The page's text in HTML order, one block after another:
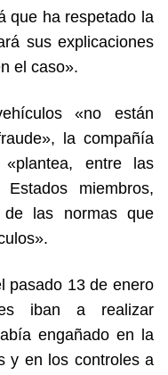
que ha respetado la
sus explicaciones
el caso».
«no están
la compañía
entre las
miembros,
de las normas que
pasado 13 de enero
iban a realizar
engañado en la
y en los controles a